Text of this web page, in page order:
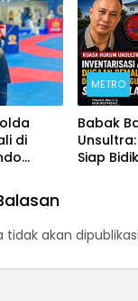
di
METRO
Babak
Siap
akan